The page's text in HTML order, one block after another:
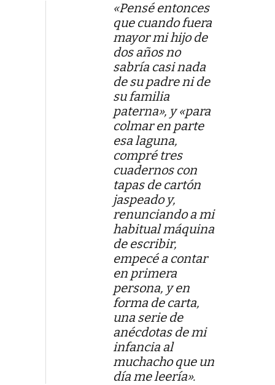
«Pensé entonces
que cuando fuera
mayor mi hijo de
dos años no
sabría casi nada
de su padre ni de
su familia
paterna», y «para
colmar en parte
esa laguna,
compré tres
cuadernos con
tapas de cartón
jaspeado y,
renunciando a mi
habitual máquina
de escribir,
empecé a contar
en primera
persona, y en
forma de carta,
una serie de
anécdotas de mi
infancia al
muchacho que un
día me leería».